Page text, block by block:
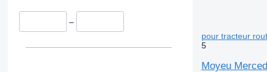
–
pour tracteur
5
Moyeu